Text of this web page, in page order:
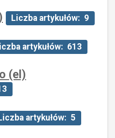
Liczba artykułów: 9
artykułów: 613
(el)
artykułów: 5